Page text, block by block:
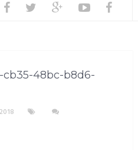
cb35-48bc-b8d6-